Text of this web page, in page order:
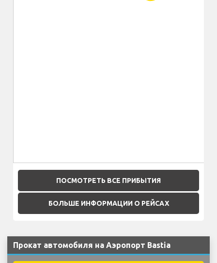
ПОСМОТРЕТЬ ВСЕ ПРИБЫТИЯ
БОЛЬШЕ ИНФОРМАЦИИ О РЕЙСАХ
Прокат автомобиля на Аэропорт Bastia